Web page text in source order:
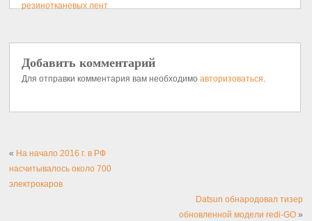
резинотканевых лент
Добавить комментарий
Для отправки комментария вам необходимоавторизоваться.
« На начало 2016 г. в РФ
насчитывалось около 700
электрокаров
Datsun обнародовал тизер
обновленной модели redi-GO»